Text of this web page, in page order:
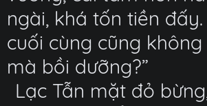
ngài, khá tốn tiền
cuối cùng cũng
mà bồi dưỡng?”
Lạc Tẫn mặt đỏ